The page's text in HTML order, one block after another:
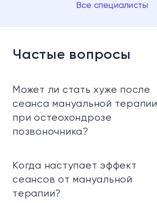
Все специалисты
Частые вопросы
Может ли стать хуже после
сеанса мануальной терапии
при остеохондрозе
позвоночника?
Когда наступает эффект
сеансов от мануальной
терапии?